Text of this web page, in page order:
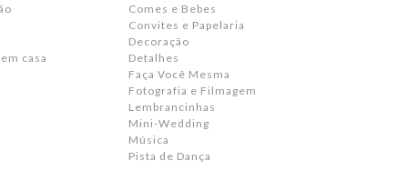
casa
Comes e Bebes
Convites e Papelaria
Decoração
Detalhes
Faça Você Mesma
Fotografia e Filmagem
Lembrancinhas
Mini-Wedding
Música
Pista de Dança